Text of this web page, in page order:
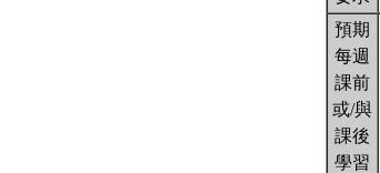
預期
每週
課前
或/與
課後
學習